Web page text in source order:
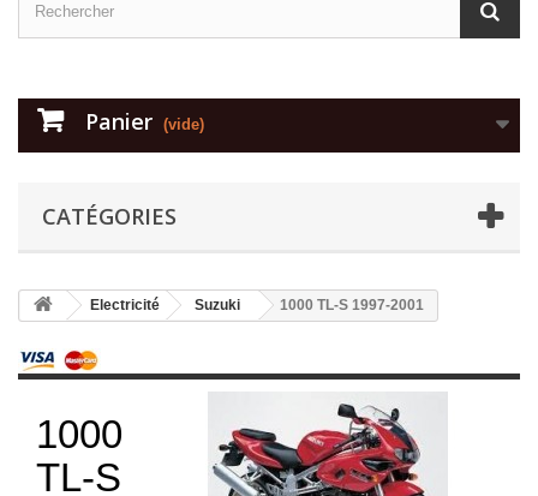
Panier (vide)
CATÉGORIES
Electricité Suzuki 1000 TL-S 1997-2001
1000
TL-S